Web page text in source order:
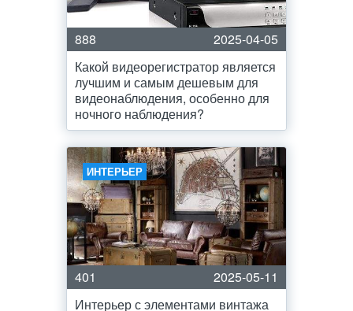
888
2025-04-05
Какой видеорегистратор является
лучшим и самым дешевым для
видеонаблюдения, особенно для
ночного наблюдения?
ИНТЕРЬЕР
401
2025-05-11
Интерьер с элементами винтажа